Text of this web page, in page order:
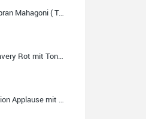
Ukulele My Leho Sopran Mahagoni ( Top Empfehlung ! )